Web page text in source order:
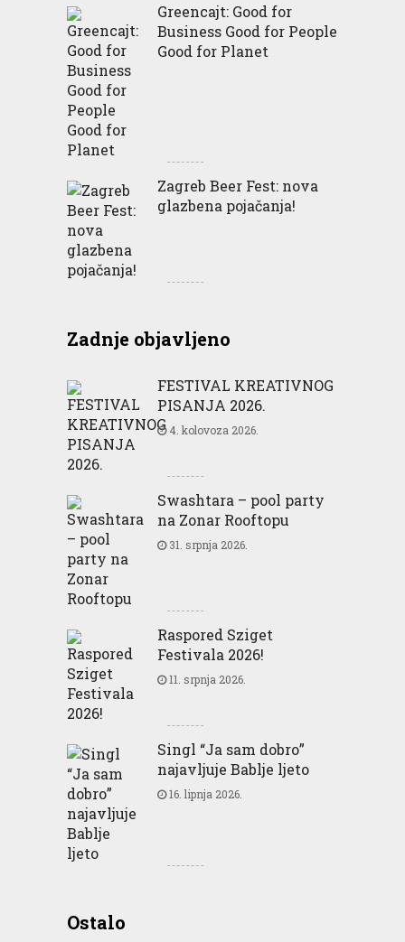
Greencajt: Good for
Business Good for People
Good for Planet
Zagreb Beer Fest: nova
glazbena pojačanja!
Zadnje objavljeno
FESTIVAL KREATIVNOG
PISANJA 2026.
4. kolovoza 2026.
Swashtara – pool party
na Zonar Rooftopu
31. srpnja 2026.
Raspored Sziget
Festivala 2026!
11. srpnja 2026.
Singl “Ja sam dobro”
najavljuje Bablje ljeto
16. lipnja 2026.
OstaloBusiness Good for People